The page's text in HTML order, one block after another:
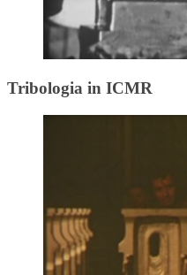
Tribologia in ICMR